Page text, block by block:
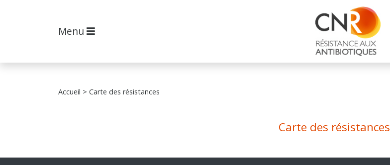
Menu
Accueil > Carte des résistances
Carte des résistances